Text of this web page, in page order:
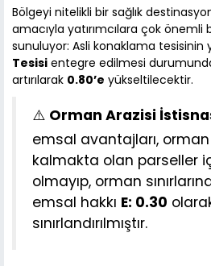
Bölgeyi nitelikli bir sağlık
amacıyla yatırımcılara çok önemli
sunuluyor: Asli konaklama tesisinin
Tesisi entegre edilmesi
artırılarak 0.80’e yükseltilecektir.
⚠️ Orman Arazisi
emsal avantajları,
kalmakta olan parseller
olmayıp, orman
emsal hakkı E: 0.30
sınırlandırılmıştır.